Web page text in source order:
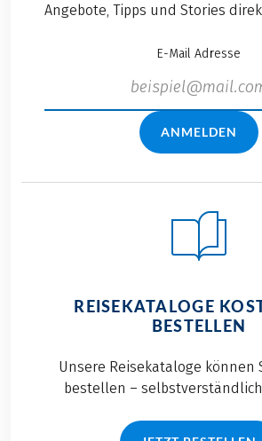
Angebote, Tipps und Stories
E-Mail Adresse
ANMELDEN
REISEKATALOGE
BESTELLEN
Unsere Reisekataloge können
bestellen –